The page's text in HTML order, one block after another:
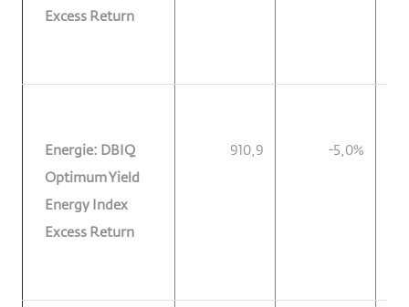
Excess Return
Energie: DBIQ
Optimum Yield
Energy Index
Excess Return
910,9 -5,0%